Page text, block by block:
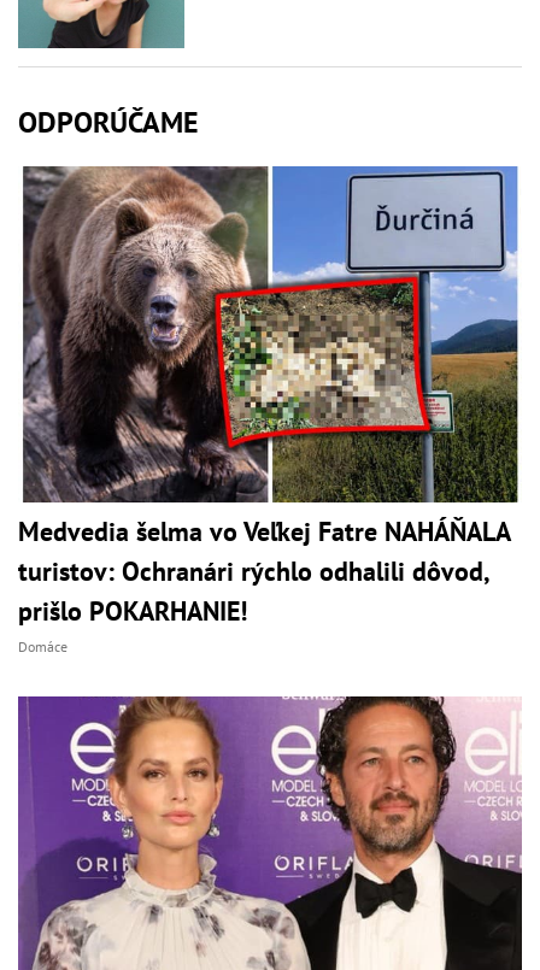
ODPORÚČAME
Medvedia šelma vo Veľkej Fatre NAHÁŇALA
turistov: Ochranári rýchlo odhalili dôvod,
prišlo POKARHANIE!
Domáce